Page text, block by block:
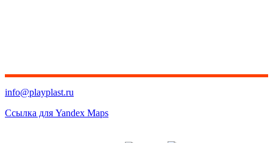
info@playplast.ru
Ссылка для Yandex Maps